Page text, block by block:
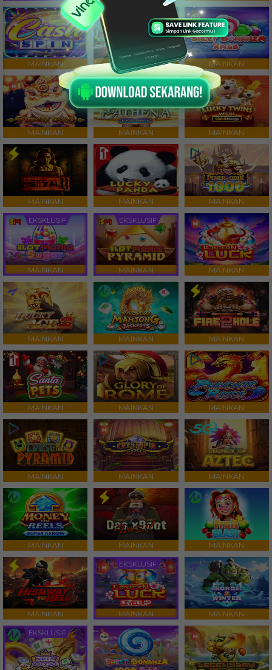
MAINKAN MAINKAN MAINKAN
MAINKAN MAINKAN MAINKAN
MAINKAN MAINKAN MAINKAN
EKSKLUSIF
MAINKAN
EKSKLUSIF
MAINKAN MAINKAN
MAINKAN MAINKAN MAINKAN
MAINKAN MAINKAN MAINKAN
MAINKAN MAINKAN MAINKAN
MAINKAN MAINKAN MAINKAN
MAINKAN
EKSKLUSIF
MAINKAN MAINKAN
EKSKLUSIF